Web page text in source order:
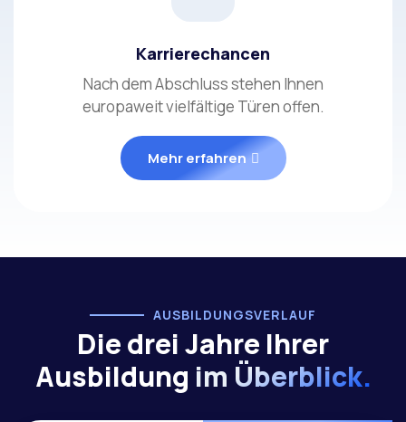
Karrierechancen
Nach dem Abschluss stehen Ihnen
europaweit vielfältige Türen offen.
Mehr erfahren
AUSBILDUNGSVERLAUF
Die drei Jahre Ihrer
Ausbildung im Überblick.